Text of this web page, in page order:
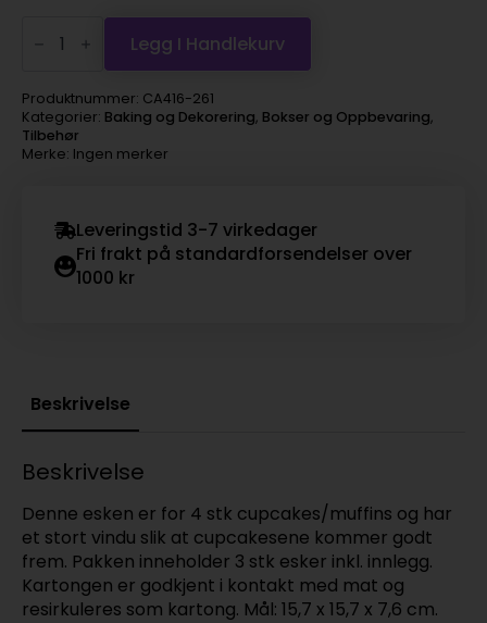
Muffinseske
pk
antall
Legg I Handlekurv
Produktnummer: CA416-261
Kategorier: Baking og Dekorering, Bokser og Oppbevaring,
Tilbehør
Merke: Ingen merker
Leveringstid 3-7 virkedager
Fri frakt på standardforsendelser over
1000 kr
Beskrivelse
Beskrivelse
Denne esken er for 4 stk cupcakes/muffins og har
et stort vindu slik at cupcakesene kommer godt
frem. Pakken inneholder 3 stk esker inkl. innlegg.
Kartongen er godkjent i kontakt med mat og
resirkuleres som kartong. Mål: 15,7 x 15,7 x 7,6 cm.